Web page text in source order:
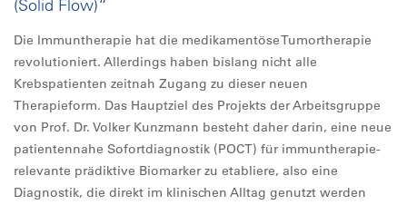
(Solid Flow)“
Die Immuntherapie hat die medikamentöse Tumortherapie
revolutioniert. Allerdings haben bislang nicht alle
Krebspatienten zeitnah Zugang zu dieser neuen
Therapieform. Das Hauptziel des Projekts der Arbeitsgruppe
von Prof. Dr. Volker Kunzmann besteht daher darin, eine neue
patientennahe Sofortdiagnostik (POCT) für immuntherapie-
relevante prädiktive Biomarker zu etabliere, also eine
Diagnostik, die direkt im klinischen Alltag genutzt werden